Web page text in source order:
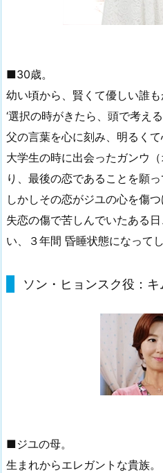
■30歳。
幼い頃から、賢くて優しい誰も
‘選択の時がきたら、頭で考え
父の言葉を心に刻み、明るくて
大学生の時に出会ったガンウ
り、最後の恋であることを願っ
しかしその恋がジユの心を傷つ
失恋の傷で苦しんでいたある
い、３年間 昏睡状態になって
ソン・ヒョンスク役：キ
■ジユの母。
生まれからエレガントな貴族。